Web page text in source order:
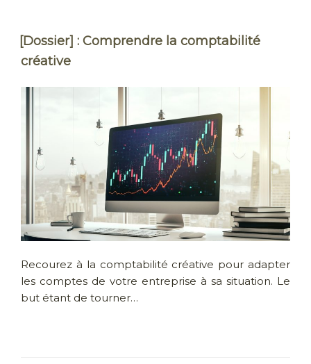
[Dossier] : Comprendre la comptabilité
créative
Recourez à la comptabilité créative pour adapter
les comptes de votre entreprise à sa situation. Le
but étant de tourner…